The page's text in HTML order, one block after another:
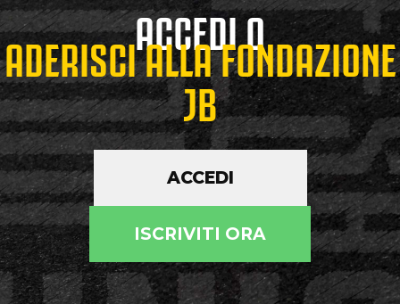
ACCEDI O
ADERISCI ALLA FONDAZIONE
JB
ACCEDI
ISCRIVITI ORA